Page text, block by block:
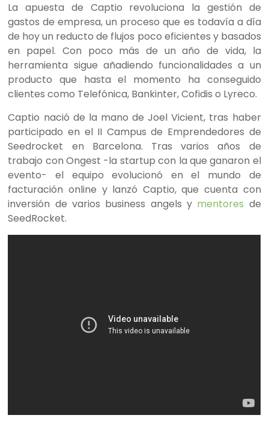
La apuesta de Captio revoluciona la gestión de
gastos de empresa, un proceso que es todavía a día
de hoy un reducto de flujos poco eficientes y basados
en papel. Con poco más de un año de vida, la
herramienta sigue añadiendo funcionalidades a un
producto que hasta el momento ha conseguido
clientes como Telefónica, Bankinter, Cofidis o Lyreco.
Captio nació de la mano de Joel Vicient, tras haber
participado en el II Campus de Emprendedores de
Seedrocket en Barcelona. Tras varios años de
trabajo con Ongest -la startup con la que ganaron el
evento- el equipo evolucionó en el mundo de
facturación online y lanzó Captio, que cuenta con
inversión de varios business angels y mentores de
SeedRocket.